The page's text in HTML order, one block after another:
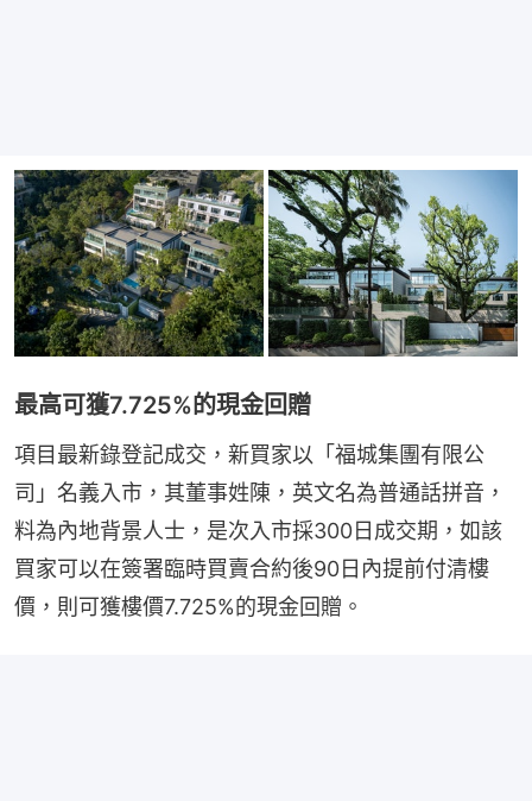
最高可獲7.725%的現金回贈
項目最新錄登記成交，新買家以「福城集團有限公
司」名義入市，其董事姓陳，英文名為普通話拼音，
料為內地背景人士，是次入市採300日成交期，如該
買家可以在簽署臨時買賣合約後90日內提前付清樓
價，則可獲樓價7.725%的現金回贈。